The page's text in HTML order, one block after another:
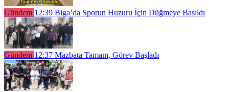
Gündem 12:39 Biga’da Sporun Huzuru İçin Düğmeye Basıldı
Gündem 12:37 Mazbata Tamam, Görev Başladı